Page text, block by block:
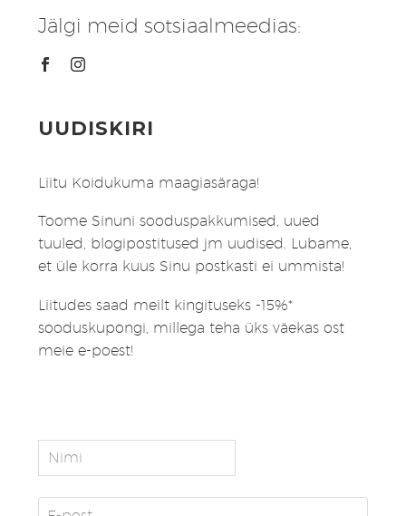
Jälgi meid sotsiaalmeedias:
UUDISKIRI
Liitu Koidukuma maagiasäraga!
Toome Sinuni sooduspakkumised, uued
tuuled, blogipostitused jm uudised. Lubame,
et üle korra kuus Sinu postkasti ei ummista!
Liitudes saad meilt kingituseks -15%*
sooduskupongi, millega teha üks väekas ost
meie e-poest!